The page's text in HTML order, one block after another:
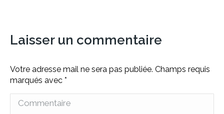
Laisser un commentaire
Votre adresse mail ne sera pas publiée. Champs requis
marqués avec *
Commentaire